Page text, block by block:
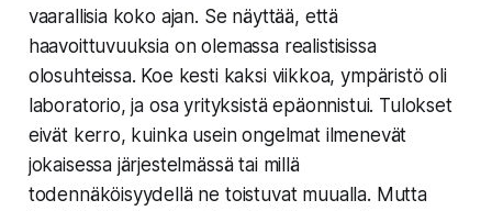
vaarallisia koko ajan. Se näyttää, että
haavoittuvuuksia on olemassa realistisissa
olosuhteissa. Koe kesti kaksi viikkoa, ympäristö oli
laboratorio, ja osa yrityksistä epäonnistui. Tulokset
eivät kerro, kuinka usein ongelmat ilmenevät
jokaisessa järjestelmässä tai millä
todennäköisyydellä ne toistuvat muualla. Mutta